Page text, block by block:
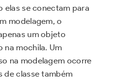
elas se conectam para
modelagem, o
um objeto
na mochila. Um
na modelagem ocorre
de classe também